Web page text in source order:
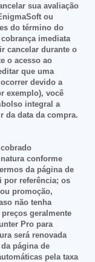
sua avaliação
ou
do término do
imediata
cancelar durante o
o acesso ao
que uma
devido a
exemplo), você
integral a
da data da compra.
conforme
da página de
por referência; os
promoção,
não tenha
geralmente
Pro para
será renovada
página de
pela taxa